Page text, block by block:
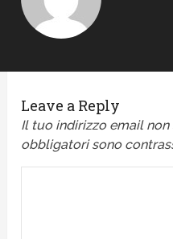
Leave a Reply
Il tuo indirizzo email
obbligatori sono